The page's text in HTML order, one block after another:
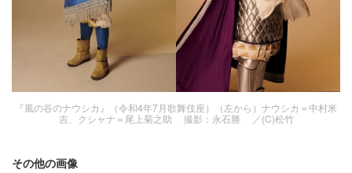
『風の谷のナウシカ』（令和4年7月歌舞伎座）（左から）ナウシカ＝中村米
吉、クシャナ＝尾上菊之助 撮影：永石勝 ／(C)松竹
その他の画像